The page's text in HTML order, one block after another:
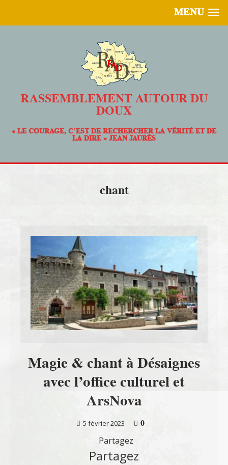
MENU
RASSEMBLEMENT AUTOUR DU
DOUX
« LE COURAGE, C’EST DE RECHERCHER LA VÉRITÉ ET DE
LA DIRE » JEAN JAURÈS
chant
Magie & chant à Désaignes
avec l’office culturel et
ArsNova
5 février 2023
0
Partagez
Partagez